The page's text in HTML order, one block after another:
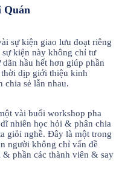
Quán
sự kiện giao lưu đoạt riêng
sự kiện này không chỉ tư
hầu hết hơn giúp phần
thời dịp giới thiệu kinh
sẻ lẫn nhau.
vài buổi workshop pha
nhiên học hỏi & phân chia
giỏi nghề. Đây là một trong
người không chỉ vấn đề
phần các thành viên & say